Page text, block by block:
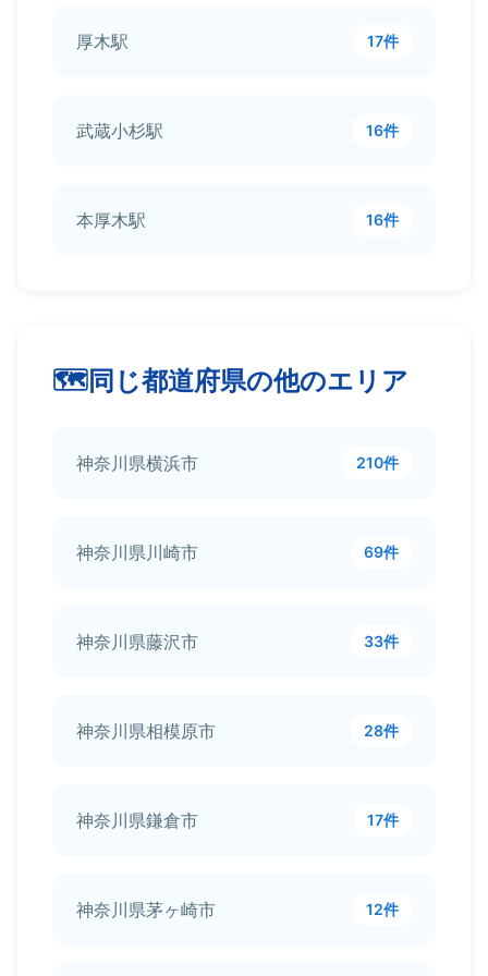
厚木駅 17件
武蔵小杉駅 16件
本厚木駅 16件
同じ都道府県の他のエリア
神奈川県横浜市 210件
神奈川県川崎市 69件
神奈川県藤沢市 33件
神奈川県相模原市 28件
神奈川県鎌倉市 17件
神奈川県茅ヶ崎市 12件